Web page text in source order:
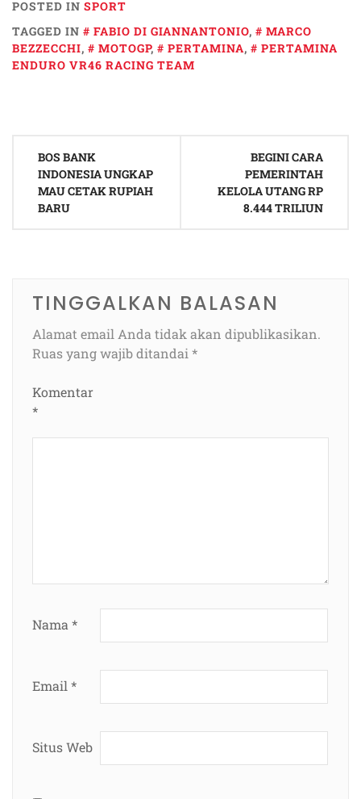
POSTED IN SPORT
TAGGED IN
FABIO DI GIANNANTONIO,
MARCO
BEZZECCHI, MOTOGP, PERTAMINA,
PERTAMINA
ENDURO VR46 RACING TEAM
posBOS BANK
INDONESIA UNGKAP
MAU CETAK RUPIAH
BARU
BEGINI CARA
PEMERINTAH
KELOLA UTANG RP
8.444 TRILIUN
TINGGALKAN BALASAN
Alamat email Anda tidak akan dipublikasikan.
Ruas yang wajib ditandai *
Komentar
*
Nama *
Email *
Situs Web